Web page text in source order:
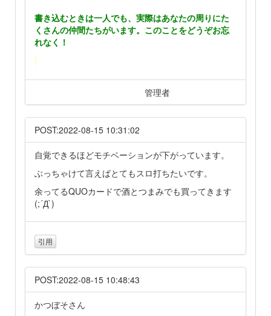
書き込むときは一人でも、実際はあなたの周りにた
くさんの仲間たちがいます。このことをどうぞお忘
れなく！
管理者
POST:2022-08-15 10:31:02
自覚できるほどモチベーションが下がっています。
ぶっちゃけて言えばとてもスロ打ちたいです。
余ってるQUOカードで酒とつまみでも買ってきます
(;´Д`)
引用
POST:2022-08-15 10:48:43
かつぼそさん